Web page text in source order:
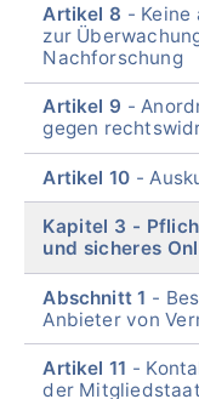
Artikel 8
Keine
zur
Nachforschung
Artikel 9
gegen
Artikel 10
Kapitel 3
und sicheres
Abschnitt 1
Anbieter von
Artikel 11
der